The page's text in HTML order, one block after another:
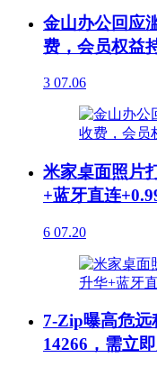
金山办公回应
费，会员权益
3 07.06
米家桌面照片
+蓝牙直连
6 07.20
7-Zip曝高危远
14266，需立